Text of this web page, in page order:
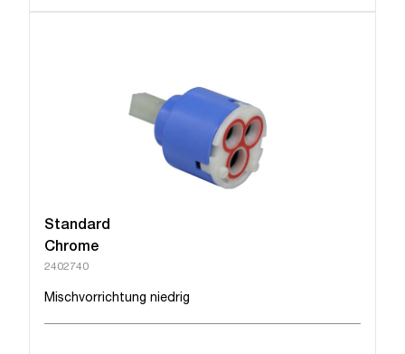
Standard
Chrome
2402740
Mischvorrichtung niedrig